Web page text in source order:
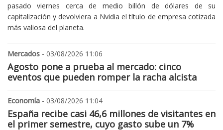
pasado viernes cerca de medio billón de dólares de su
capitalización y devolviera a Nvidia el título de empresa cotizada
más valiosa del planeta.
Mercados - 03/08/2026 11:06
Agosto pone a prueba al mercado: cinco
eventos que pueden romper la racha alcista
Economía - 03/08/2026 11:04
España recibe casi 46,6 millones de visitantes en
el primer semestre, cuyo gasto sube un 7%